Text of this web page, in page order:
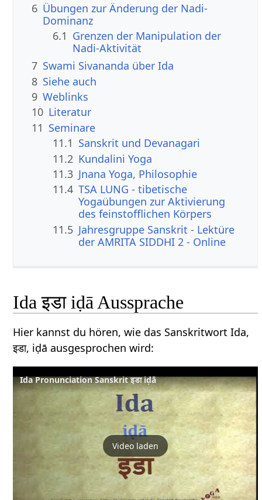
6 Übungen zur Änderung der Nadi-
Dominanz
6.1 Grenzen der Manipulation der
Nadi-Aktivität
7 Swami Sivananda über Ida
8 Siehe auch
9 Weblinks
10 Literatur
11 Seminare
11.1 Sanskrit und Devanagari
11.2 Kundalini Yoga
11.3 Jnana Yoga, Philosophie
11.4 TSA LUNG - tibetische
Yogaübungen zur Aktivierung
des feinstofflichen Körpers
11.5 Jahresgruppe Sanskrit - Lektüre
der AMRITA SIDDHI 2 - Online
Ida इडा iḍā Aussprache
Hier kannst du hören, wie das Sanskritwort Ida,
इडा, iḍā ausgesprochen wird:
Ida Pronunciation Sanskrit इडा iḍā
Video laden